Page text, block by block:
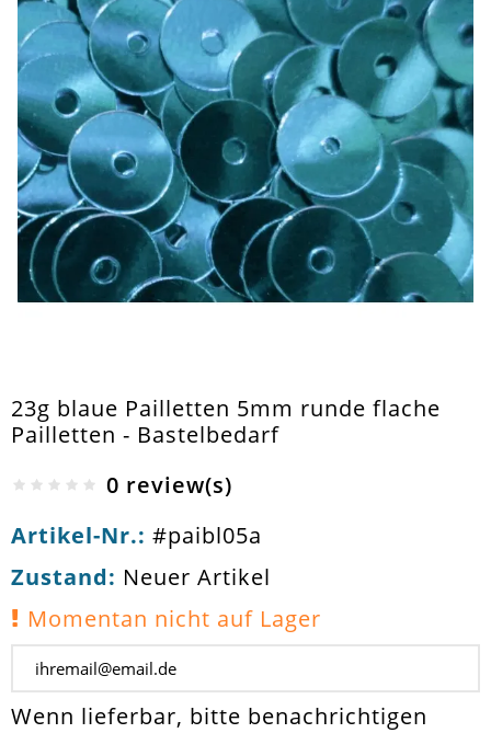
23g blaue Pailletten 5mm runde flache
Pailletten - Bastelbedarf
0 review(s)
Artikel-Nr.: #paibl05a
Zustand: Neuer Artikel
Momentan nicht auf Lager
Wenn lieferbar, bitte benachrichtigen